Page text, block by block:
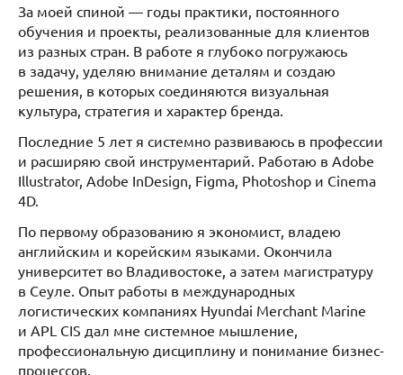
За моей спиной — годы практики, постоянного
обучения и проекты, реализованные для клиентов
из разных стран. В работе я глубоко погружаюсь
в задачу, уделяю внимание деталям и создаю
решения, в которых соединяются визуальная
культура, стратегия и характер бренда.
Последние 5 лет я системно развиваюсь в профессии
и расширяю свой инструментарий. Работаю в Adobe
Illustrator, Adobe InDesign, Figma, Photoshop и Cinema
4D.
По первому образованию я экономист, владею
английским и корейским языками. Окончила
университет во Владивостоке, а затем магистратуру
в Сеуле. Опыт работы в международных
логистических компаниях Hyundai Merchant Marine
и APL CIS дал мне системное мышление,
профессиональную дисциплину и понимание бизнес-
процессов.